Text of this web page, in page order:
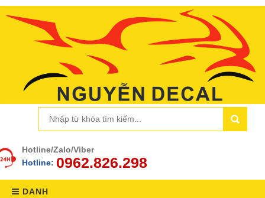
Hotline/Zalo/Viber
Hotline: 0962.826.298
DANH